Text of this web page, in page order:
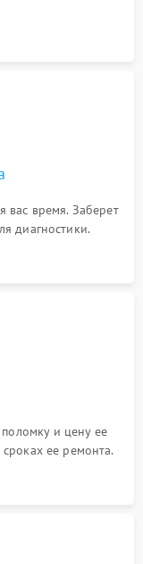
вас время. Заберет
диагностики.
и цену ее
ее ремонта.